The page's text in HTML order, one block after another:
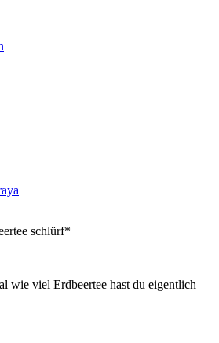
schlürf*
wie viel Erdbeertee hast du eigentlich